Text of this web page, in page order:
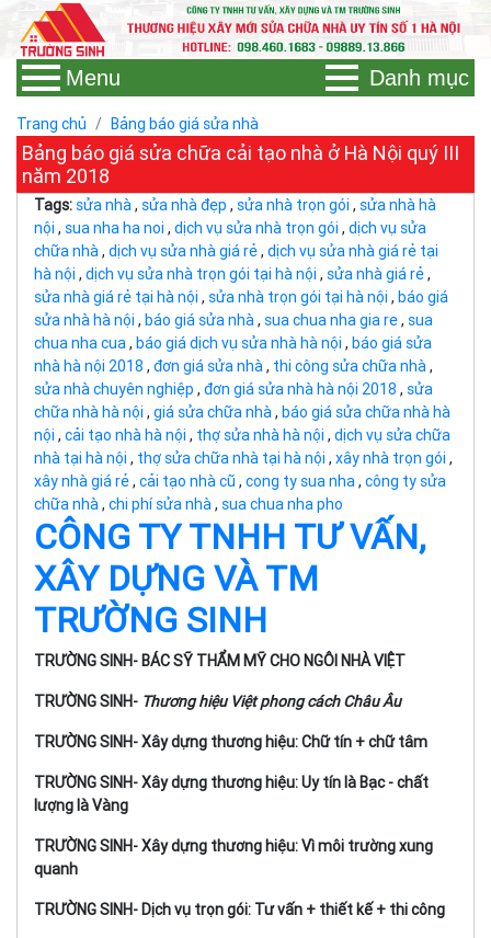
Danh mục
Menu
Trang chủ Bảng báo giá sửa nhà
Bảng báo giá sửa chữa cải tạo nhà ở Hà Nội quý III
năm 2018
Tags:sửa nhà, sửa nhà đẹp , sửa nhà trọn gói , sửa nhà hà
nội , sua nha ha noi , dịch vụ sửa nhà trọn gói , dịch vụ sửa
chữa nhà, dịch vụ sửa nhà giá rẻ, dịch vụ sửa nhà giá rẻ tại
hà nội , dịch vụ sửa nhà trọn gói tại hà nội , sửa nhà giá rẻ,
sửa nhà giá rẻ tại hà nội , sửa nhà trọn gói tại hà nội , báo giá
sửa nhà hà nội , báo giá sửa nhà, sua chua nha gia re, sua
chua nha cua, báo giá dịch vụ sửa nhà hà nội , báo giá sửa
nhà hà nội 2018 , đơn giá sửa nhà, thi công sửa chữa nhà,
sửa nhà chuyên nghiệp , đơn giá sửa nhà hà nội 2018 , sửa
chữa nhà hà nội , giá sửa chữa nhà, báo giá sửa chữa nhà hà
nội , cải tạo nhà hà nội , thợ sửa nhà hà nội , dịch vụ sửa chữa
nhà tại hà nội , thợ sửa chữa nhà tại hà nội , xây nhà trọn gói ,
xây nhà giá rẻ, cải tạo nhà cũ , cong ty sua nha, công ty sửa
chữa nhà, chi phí sửa nhà, sua chua nha pho
CÔNG TY TNHH TƯ VẤN,
XÂY DỰNG VÀ TM
TRƯỜNG SINH
TRƯỜNG SINH- BÁC SỸ THẨM MỸ CHO NGÔI NHÀ VIỆT
TRƯỜNG SINH- Thương hiệu Việt phong cách Châu Âu
TRƯỜNG SINH- Xây dựng thương hiệu: Chữ tín + chữ tâm
TRƯỜNG SINH- Xây dựng thương hiệu: Uy tín là Bạc - chất
lượng là Vàng
TRƯỜNG SINH- Xây dựng thương hiệu: Vì môi trường xung
quanh
TRƯỜNG SINH- Dịch vụ trọn gói: Tư vấn + thiết kế + thi công